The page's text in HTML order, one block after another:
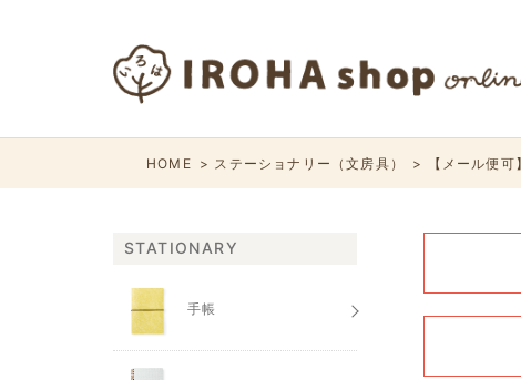
HOME ステーショナリー（文房具） 【メール便
STATIONARY
手帳